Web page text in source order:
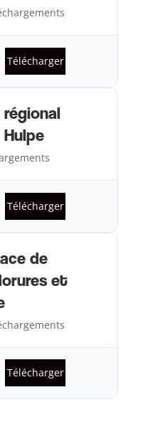
Télécharger
Télécharger
de
et
Télécharger